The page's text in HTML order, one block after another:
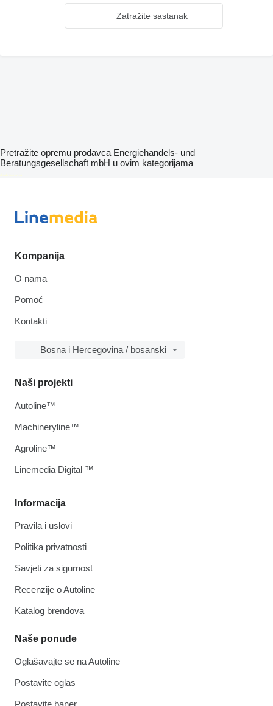
Zatražite sastanak
Pretražite opremu prodavca Energiehandels- und
Beratungsgesellschaft mbH u ovim kategorijama
disallow-in-dsa
Kompanija
O nama
Pomoć
Kontakti
Bosna i Hercegovina / bosanski
Informacija
Pravila i uslovi
Politika privatnosti
Savjeti za sigurnost
Recenzije o Autoline
Katalog brendova
Naše ponude
Oglašavajte se na Autoline
Postavite oglas
Postavite baner
Naši projekti
Autoline™
Machineryline™
Agroline™
Linemedia Digital ™